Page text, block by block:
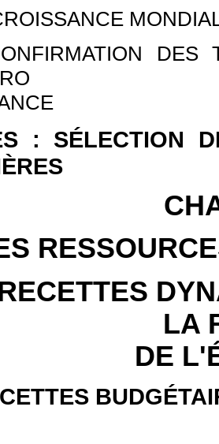
DES
: SÉLECTION
LA
DE